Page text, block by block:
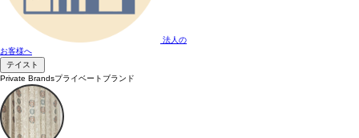
法人の
お客様へ
テイスト
Private Brandsプライベートブランド